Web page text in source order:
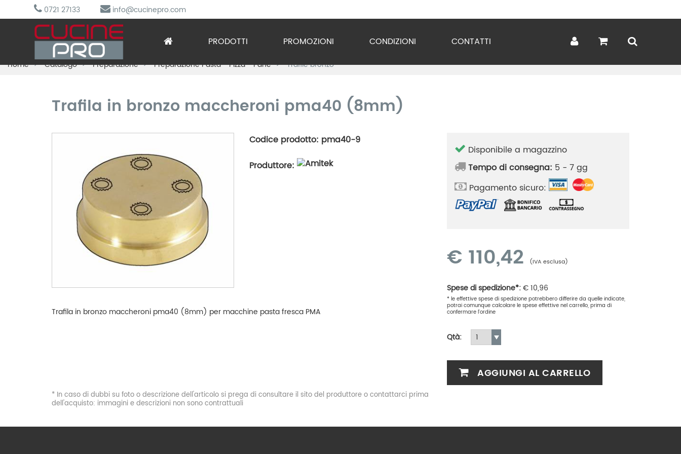
0721 27133 info@cucinepro.com
PRODOTTI
Arredo Inox
Preparazione
Refrigerazione
Sottovuoto
PROMOZIONI CONDIZIONI CONTATTI
Home Catalogo Preparazione Preparazione Pasta - Pizza - Pane Trafile bronzo
Trafila in bronzo maccheroni pma40 (8mm)
Codice prodotto: pma40-9
Produttore:
Trafila in bronzo maccheroni pma40 (8mm) per macchine pasta fresca PMA
* In caso di dubbi su foto o descrizione dell'articolo si prega di consultare il sito del produttore o contattarci prima
dell'acquisto: immagini e descrizioni non sono contrattuali
Disponibile a magazzino
Tempo di consegna: 5 - 7 gg
Pagamento sicuro:
€ 110,42 (IVA esclusa)
Spese di spedizione*:€10,96
* le effettive spese di spedizione potrebbero differire da quelle indicate,
potrai comunque calcolare le spese effettive nel carrello, prima di
confermare l'ordine
Qtà:
AGGIUNGI AL CARRELLO